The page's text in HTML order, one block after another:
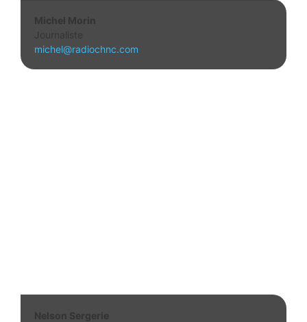
Michel Morin
Journaliste
michel@radiochnc.com
Nelson Sergerie